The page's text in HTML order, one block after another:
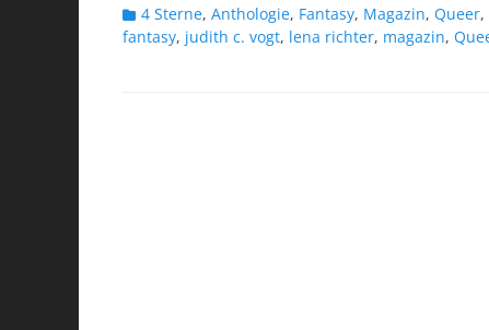
Kategorien
4 Sterne, Anthologie, Fantasy, Magazin, Queer,
fantasy, judith c. vogt, lena richter, magazin,